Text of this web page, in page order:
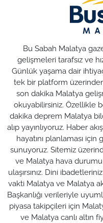
Bu Sabah Malatya
gelişmeleri tarafsız ve
Günlük yaşama dair
tek bir platform
son dakika Malatya
okuyabilirsiniz. Özellikle
dakika deprem Malatya
alıp yayınlıyoruz. Haber
hayatını planlaması
sunuyoruz. Sitemiz
ve Malatya hava
ulaşırsınız. Dini
vakti Malatya ve Malatya
Başkanlığı verileriyle
piyasa takipçileri için
ve Malatya canlı altın